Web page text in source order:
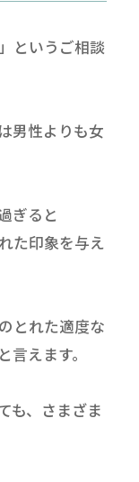
というご相談
男性よりも女
ぎると
た印象を与え
とれた適度な
えます。
も、さまざま